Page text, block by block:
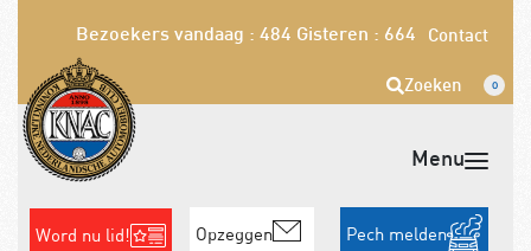
Bezoekers vandaag : 484 Gisteren : 664 Contact
Zoeken 0
Word nu lid! Opzeggen Pech melden